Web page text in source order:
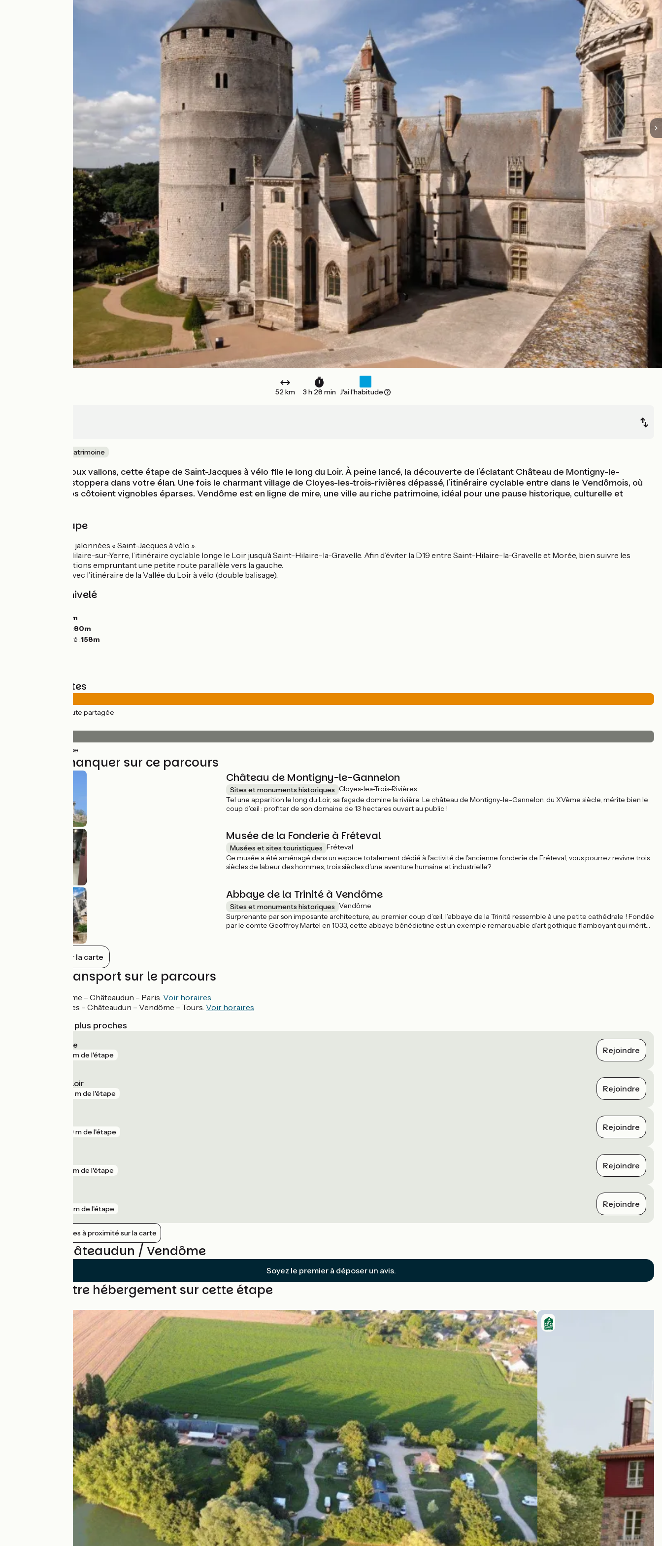
52 km 3 h 28 min J'ai l'habitude
Nature & petit patrimoine
Au travers de doux vallons, cette étape de Saint-Jacques à vélo file le long du Loir. À peine lancé, la découverte de l’éclatant Château de Montigny-le-
Gannelon vous stoppera dans votre élan. Une fois le charmant village de Cloyes-les-trois-rivières dépassé, l’itinéraire cyclable entre dans le Vendômois, où
forêts et champs côtoient vignobles éparses. Vendôme est en ligne de mire, une ville au riche patrimoine, idéal pour une pause historique, culturelle et
Détail de l'étape
Sur petites routes jalonnées « Saint-Jacques à vélo ».
Peu après Saint-Hilaire-sur-Yerre, l’itinéraire cyclable longe le Loir jusqu’à Saint-Hilaire-la-Gravelle. Afin d’éviter la D19 entre Saint-Hilaire-la-Gravelle et Morée, bien suivre les
panneaux d’indications empruntant une petite route parallèle vers la gauche.
Etape commune avec l’itinéraire de la Vallée du Loir à vélo (double balisage).
Pentes et dénivelé
279m
Point le plus bas :80m
Point le plus élevé :158m
Types de routes
(100%) Route partagée
(100%) Lisse
À ne pas manquer sur ce parcours
Château de Montigny-le-Gannelon
Sites et monuments historiques Cloyes-les-Trois-Rivières
Tel une apparition le long du Loir, sa façade domine la rivière. Le château de Montigny-le-Gannelon, du XVème siècle, mérite bien le
coup d’œil : profiter de son domaine de 13 hectares ouvert au public !
Musée de la Fonderie à Fréteval
Musées et sites touristiques Fréteval
Ce musée a été aménagé dans un espace totalement dédié à l'activité de l'ancienne fonderie de Fréteval, vous pourrez revivre trois
siècles de labeur des hommes, trois siècles d'une aventure humaine et industrielle?
Abbaye de la Trinité à Vendôme
Sites et monuments historiques Vendôme
Surprenante par son imposante architecture, au premier coup d’œil, l’abbaye de la Trinité ressemble à une petite cathédrale ! Fondée
par le comte Geoffroy Martel en 1033, cette abbaye bénédictine est un exemple remarquable d’art gothique flamboyant qui mérite
Tout afficher sur la carte
Trains et transport sur le parcours
Ligne TER Vendôme – Châteaudun – Paris. Voir horaires
Ligne TER Chartres – Châteaudun – Vendôme – Tours. Voir horaires
Gares SNCF les plus proches
Fréteval - Morée
143 m de l'étape Rejoindre
Cloyes-sur-le-Loir
265 m de l'étape Rejoindre
289 m de l'étape Rejoindre
815 m de l'étape Rejoindre
891 m de l'étape Rejoindre
Afficher les gares à proximité sur la carte
Avis sur Châteaudun / Vendôme
Soyez le premier à déposer un avis.
Trouvez votre hébergement sur cette étape